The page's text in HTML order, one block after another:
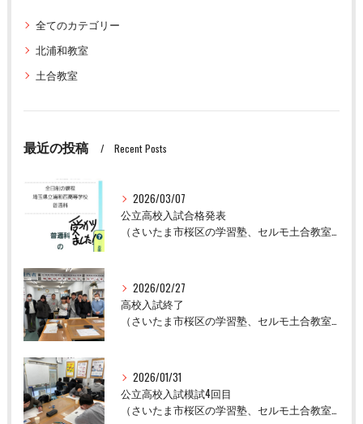
全てのカテゴリー
北浦和教室
土合教室
最近の投稿 Recent Posts
2026/03/07
公立高校入試合格発表
（さいたま市桜区の学習塾、セルモ土合教室）
2026/02/27
高校入試終了
（さいたま市桜区の学習塾、セルモ土合教室）
2026/01/31
公立高校入試模試4回目
（さいたま市桜区の学習塾、セルモ土合教室）